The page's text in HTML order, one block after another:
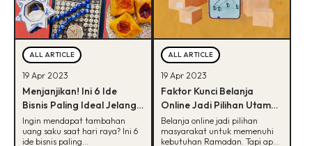
ALL ARTICLE
19 Apr 2023
Menjanjikan! Ini 6 Ide
Bisnis Paling Ideal Jelang
Lebaran
Ingin mendapat tambahan
uang saku saat hari raya? Ini 6
ide bisnis paling
ALL ARTICLE
19 Apr 2023
Faktor Kunci Belanja
Online Jadi Pilihan Utama
di Ramadan 2023
Belanja online jadi pilihan
masyarakat untuk memenuhi
kebutuhan Ramadan. Tapi apa